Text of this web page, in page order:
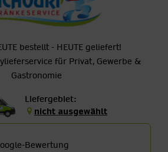
bestellt - HEUTE geliefert!
für Privat, Gewerbe &
Gastronomie
Liefergebiet:
nicht ausgewählt
Bewertung